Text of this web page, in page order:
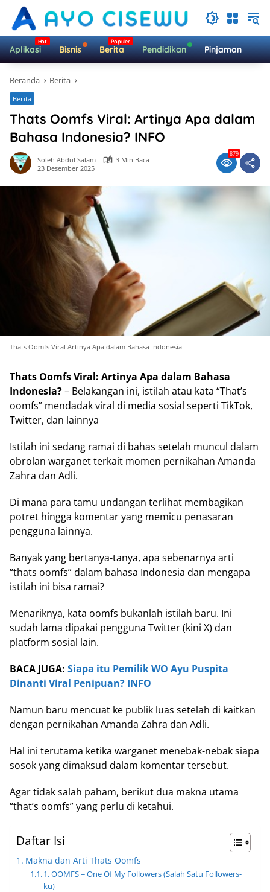
Langsung
konten
Aplikasi Bisnis Berita Pendidikan Pinjaman
Beranda Berita
Berita
Thats Oomfs Viral: Artinya Apa dalam
Bahasa Indonesia? INFO
Soleh Abdul Salam
3 Min Baca
23 Desember 2025
879
Thats Oomfs Viral Artinya Apa dalam Bahasa Indonesia
Thats Oomfs Viral: Artinya Apa dalam Bahasa
Indonesia?– Belakangan ini, istilah atau kata “That’s
oomfs” mendadak viral di media sosial seperti TikTok,
Twitter, dan lainnya
Istilah ini sedang ramai di bahas setelah muncul dalam
obrolan warganet terkait momen pernikahan Amanda
Zahra dan Adli.
Di mana para tamu undangan terlihat membagikan
potret hingga komentar yang memicu penasaran
pengguna lainnya.
Banyak yang bertanya-tanya, apa sebenarnya arti
“thats oomfs” dalam bahasa Indonesia dan mengapa
istilah ini bisa ramai?
Menariknya, kata oomfs bukanlah istilah baru. Ini
sudah lama dipakai pengguna Twitter (kini X) dan
platform sosial lain.
BACA JUGA: Siapa itu Pemilik WO Ayu Puspita
Dinanti Viral Penipuan? INFO
Namun baru mencuat ke publik luas setelah di kaitkan
dengan pernikahan Amanda Zahra dan Adli.
Hal ini terutama ketika warganet menebak-nebak siapa
sosok yang dimaksud dalam komentar tersebut.
Agar tidak salah paham, berikut dua makna utama
“that’s oomfs” yang perlu di ketahui.
Daftar Isi
Makna dan Arti Thats Oomfs
1. OOMFS = One Of My Followers (Salah Satu Followers-
ku)